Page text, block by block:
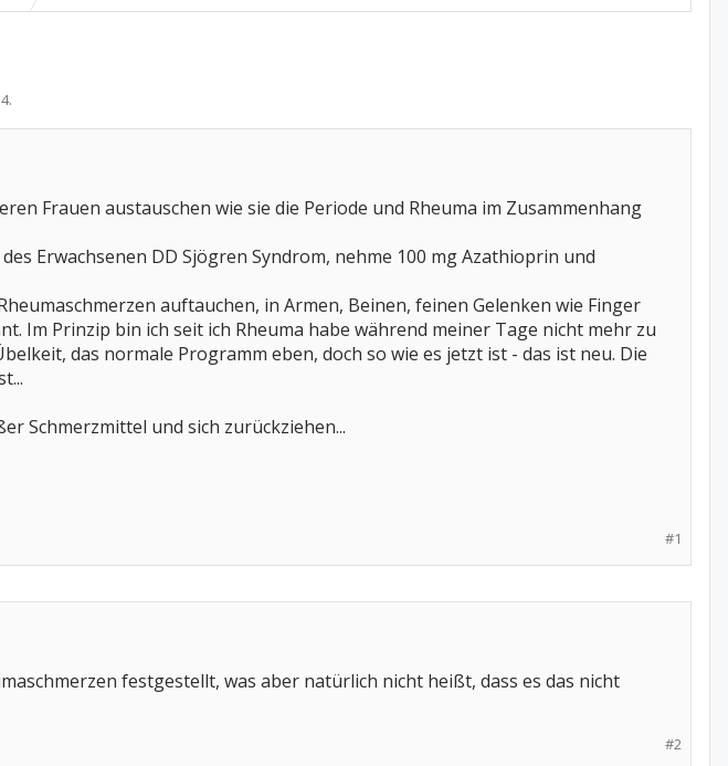
.
Frauen austauschen wie sie die Periode und Rheuma im Zusammenhang
Erwachsenen DD Sjögren Syndrom, nehme 100 mg Azathioprin und
auftauchen, in Armen, Beinen, feinen Gelenken wie Finger
Im Prinzip bin ich seit ich Rheuma habe während meiner Tage nicht mehr zu
das normale Programm eben, doch so wie es jetzt ist - das ist neu. Die
Schmerzmittel und sich zurückziehen...
#1
festgestellt, was aber natürlich nicht heißt, dass es das nicht
#2